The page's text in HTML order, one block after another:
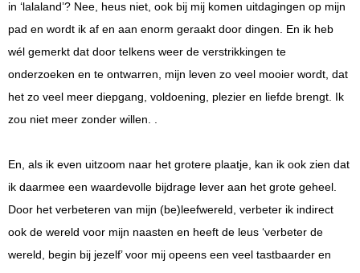
in ‘lalaland’? Nee, heus niet, ook bij mij komen uitdagingen op mijn
pad en wordt ik af en aan enorm geraakt door dingen. En ik heb
wél gemerkt dat door telkens weer de verstrikkingen te
onderzoeken en te ontwarren, mijn leven zo veel mooier wordt, dat
het zo veel meer diepgang, voldoening, plezier en liefde brengt. Ik
zou niet meer zonder willen. .
En, als ik even uitzoom naar het grotere plaatje, kan ik ook zien dat
ik daarmee een waardevolle bijdrage lever aan het grote geheel.
Door het verbeteren van mijn (be)leefwereld, verbeter ik indirect
ook de wereld voor mijn naasten en heeft de leus ‘verbeter de
wereld, begin bij jezelf’ voor mij opeens een veel tastbaarder en